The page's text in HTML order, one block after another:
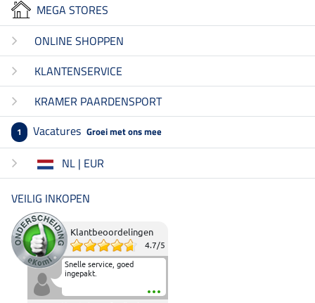
MEGA STORES
ONLINE SHOPPEN
KLANTENSERVICE
KRAMER PAARDENSPORT
1 Vacatures Groei met ons mee
NL | EUR
VEILIG INKOPEN
Klantbeoordelingen
4.7/5
Snelle service, goed
ingepakt.